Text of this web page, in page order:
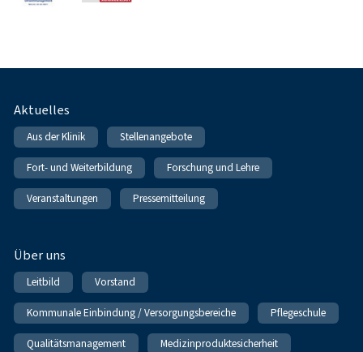
Fußnavigation
Aktuelles
Aus der Klinik Stellenangebote
Fort- und Weiterbildung Forschung und Lehre
Veranstaltungen Pressemitteilung
Über uns
Leitbild Vorstand
Kommunale Einbindung / Versorgungsbereiche Pflegeschule
Qualitätsmanagement Medizinproduktesicherheit